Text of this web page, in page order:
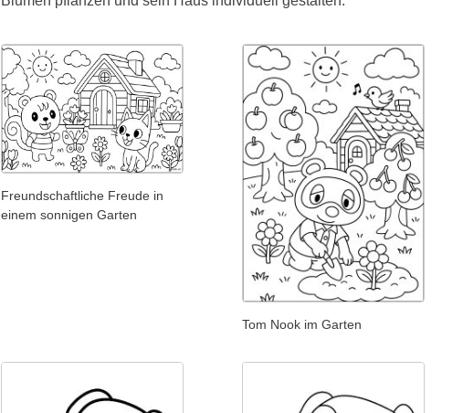
Freundschaftliche Freude in
einem sonnigen Garten
Tom Nook im Garten